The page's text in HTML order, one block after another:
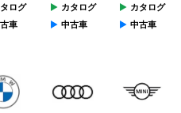
ログ
車
カタログ
中古車
カタログ
中古車